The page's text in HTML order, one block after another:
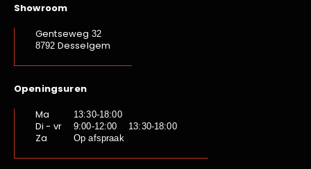
Showroom
Gentseweg 32
8792 Desselgem
Openingsuren
Ma
13:30-18:00
Di - vr 9:00-12:00 13:30-18:00
Za Op afspraak